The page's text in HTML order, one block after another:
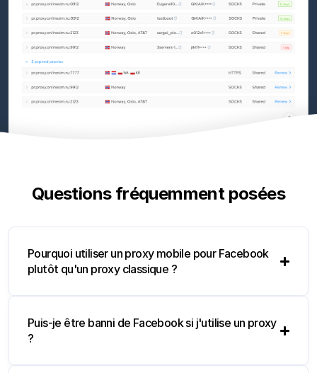
Questions fréquemment posées
Pourquoi utiliser un proxy mobile pour Facebook
plutôt qu'un proxy classique ?
Puis-je être banni de Facebook si j'utilise un proxy
?